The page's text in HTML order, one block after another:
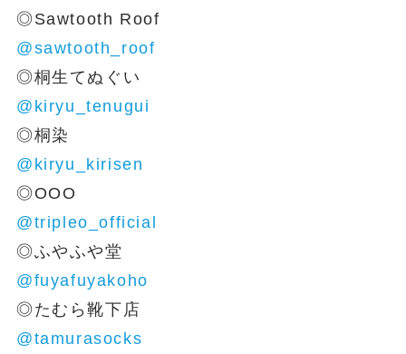
◎Sawtooth Roof
@sawtooth_roof
◎桐生てぬぐい
@kiryu_tenugui
◎桐染
@kiryu_kirisen
◎OOO
@tripleo_official
◎ふやふや堂
@fuyafuyakoho
◎たむら靴下店
@tamurasocks